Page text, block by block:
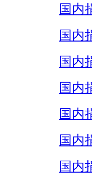
国内
国内
国内
国内
国内
国内
国内